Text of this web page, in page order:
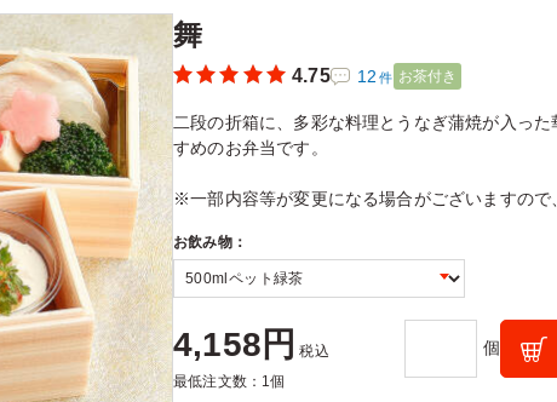
舞
4.75 12 件 お茶付き
二段の折箱に、多彩な料理とうなぎ蒲焼が入っ
すめのお弁当です。
※一部内容等が変更になる場合がございますので
お飲み物：
4,158円 税込
最低注文数：1個
個